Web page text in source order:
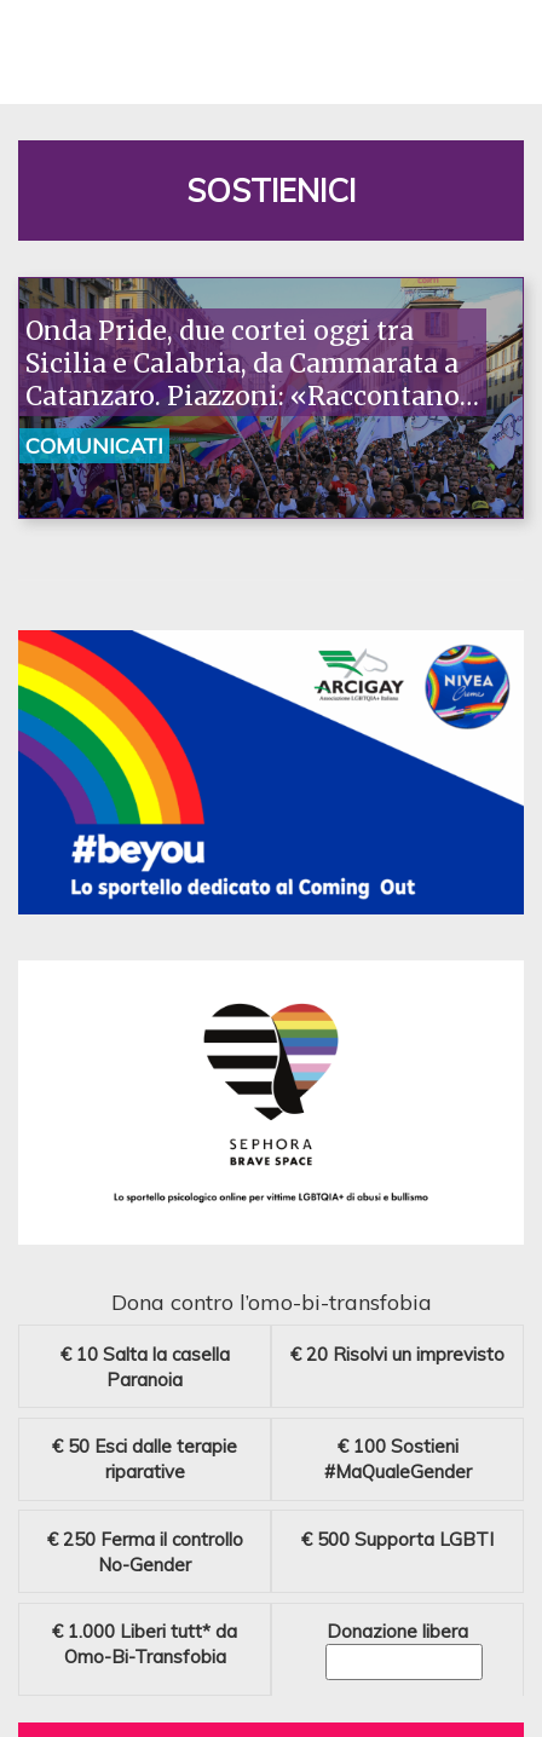
SOSTIENICI
Onda Pride, due cortei oggi tra
Sicilia e Calabria, da Cammarata a
Catanzaro. Piazzoni: «Raccontano
la nostra ostinazione»
COMUNICATI
Dona contro l’omo-bi-transfobia
€ 10 Salta la casella
Paranoia
€ 20 Risolvi un imprevisto
€ 50 Esci dalle terapie
riparative
€ 100 Sostieni
#MaQualeGender
€ 250 Ferma il controllo
No-Gender
€ 500 Supporta LGBTI
€ 1.000 Liberi tutt* da
Omo-Bi-Transfobia
Donazione libera